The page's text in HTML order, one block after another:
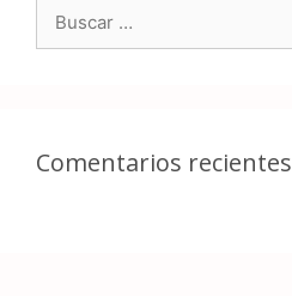
Comentarios recientes